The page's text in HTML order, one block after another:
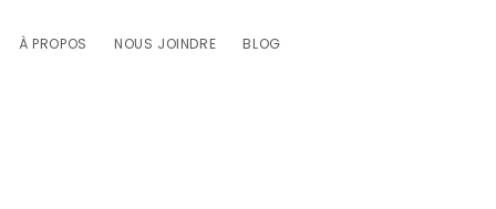
À PROPOS NOUS JOINDRE BLOG